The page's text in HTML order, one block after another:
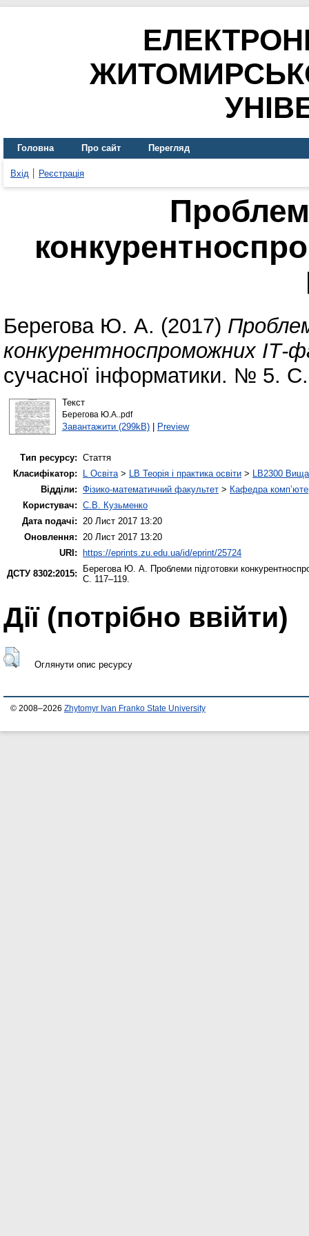
Головна Про сайт Перегляд
Вхід Реєстрація
Берегова Ю. А. (2017)
конкурентноспроможних ІТ-
сучасної інформатики. № 5.
Текст
Берегова Ю.А..pdf
Завантажити (299kB)| Preview
Тип ресурсу: Стаття
Класифікатор:
L Освіта> LB Теорія і практика освіти > LB2300 Вища
Відділи: Фізико-математичний факультет > Кафедра
Користувач: С.В. Кузьменко
Дата подачі: 20 Лист 2017 13:20
Оновлення: 20 Лист 2017 13:20
URI:
https://eprints.zu.edu.ua/id/eprint/25724
ДСТУ 8302:2015:
Берегова Ю. А. Проблеми підготовки
С. 117–119.
Дії ​​(потрібно ввійти)
Оглянути опис ресурсу
© 2008–2026 Zhytomyr Ivan Franko State University